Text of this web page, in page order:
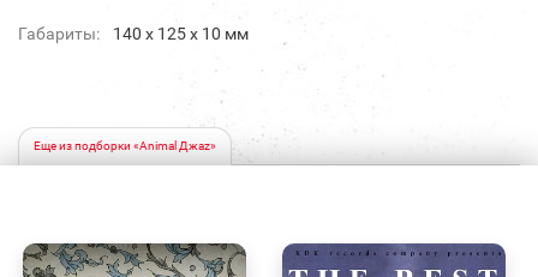
Габариты: 140 х 125 х 10 мм
Еще из подборки «Animal Джаz»